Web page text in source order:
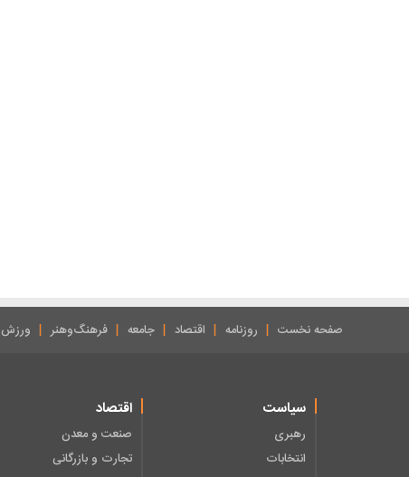
صفحه نخست روزنامه اقتصاد جامعه فرهنگ‌وهنر ورزش
سیاست
رهبری
انتخابات
اقتصاد
صنعت و معدن
تجارت و بازرگانی